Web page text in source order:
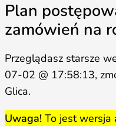
Plan
zamówień na
Przeglądasz starsze
07-02 @ 17:58:13,
Glica.
Uwaga! To jest wersja